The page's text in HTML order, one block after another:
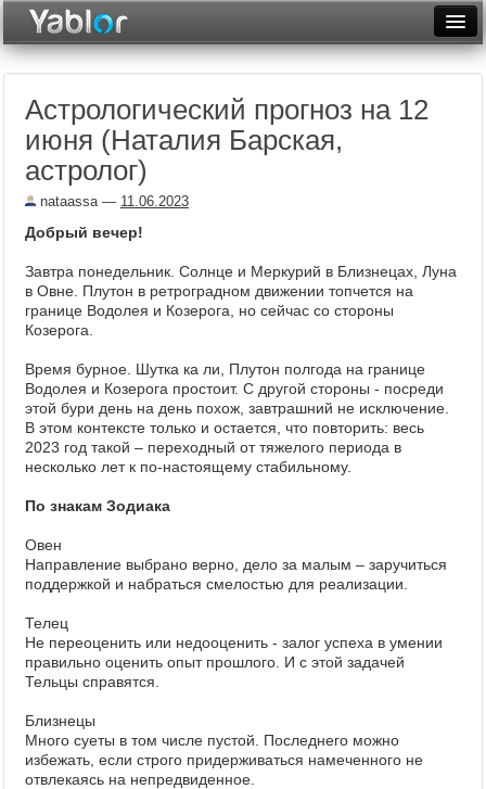
Неделя
Месяц
Фототоп
Астрологический прогноз на 12
июня (Наталия Барская,
астролог)
nataassa— 11.06.2023
Добрый вечер!
Завтра понедельник. Солнце и Меркурий в Близнецах, Луна
в Овне. Плутон в ретроградном движении топчется на
границе Водолея и Козерога, но сейчас со стороны
Козерога.
Время бурное. Шутка ка ли, Плутон полгода на границе
Водолея и Козерога простоит. С другой стороны - посреди
этой бури день на день похож, завтрашний не исключение.
В этом контексте только и остается, что повторить: весь
2023 год такой – переходный от тяжелого периода в
несколько лет к по-настоящему стабильному.
По знакам Зодиака
Овен
Направление выбрано верно, дело за малым – заручиться
поддержкой и набраться смелостью для реализации.
Телец
Не переоценить или недооценить - залог успеха в умении
правильно оценить опыт прошлого. И с этой задачей
Тельцы справятся.
Близнецы
Много суеты в том числе пустой. Последнего можно
избежать, если строго придерживаться намеченного не
отвлекаясь на непредвиденное.